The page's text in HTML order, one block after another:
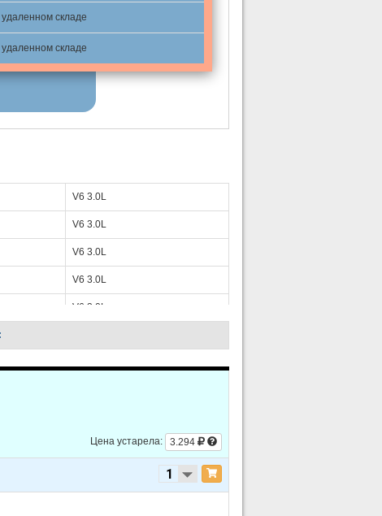
складе
складе
V6 3.0L
V6 3.0L
V6 3.0L
V6 3.0L
V6 3.0L
V6 3.0LЦена устарела:
3.294